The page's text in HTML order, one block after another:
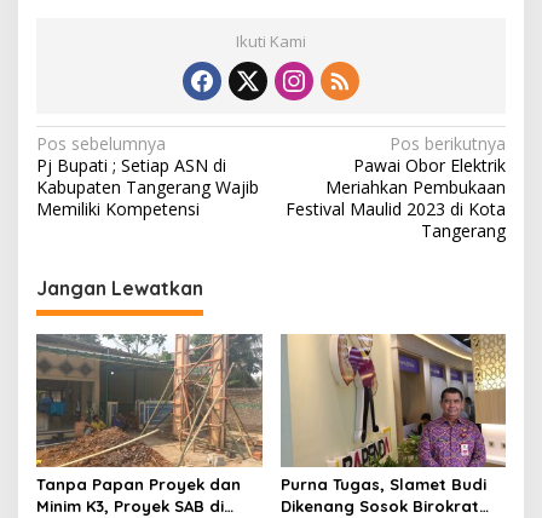
Ikuti Kami
N
a
v
g
a
s
i
p
o
s
Pos sebelumnya
Pj Bupati ; Setiap ASN di
Kabupaten Tangerang Wajib
Memiliki Kompetensi
Pos berikutnya
Pawai Obor Elektrik
Meriahkan Pembukaan
Festival Maulid 2023 di Kota
Tangerang
Jangan Lewatkan
Tanpa Papan Proyek dan
Minim K3, Proyek SAB di
Purna Tugas, Slamet Budi
Dikenang Sosok Birokrat